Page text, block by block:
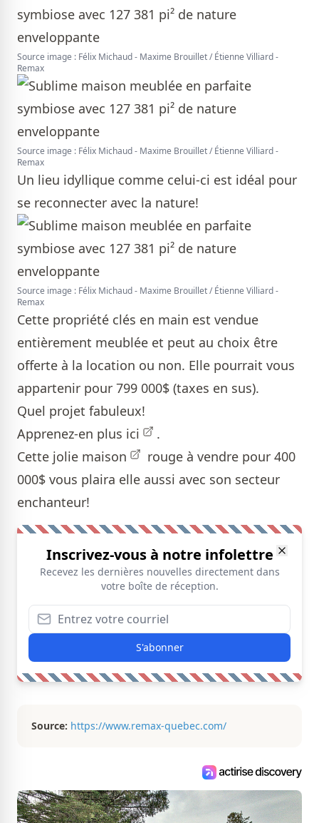
Source image : Félix Michaud - Maxime Brouillet / Étienne Villiard -
Remax
Source image : Félix Michaud - Maxime Brouillet / Étienne Villiard -
Remax
Un lieu idyllique comme celui-ci est idéal pour
se reconnecter avec la nature!
Source image : Félix Michaud - Maxime Brouillet / Étienne Villiard -
Remax
Cette propriété clés en main est vendue
entièrement meublée et peut au choix être
offerte à la location ou non. Elle pourrait vous
appartenir pour 799 000$ (taxes en sus).
Quel projet fabuleux!
Apprenez-en plus ici
.
Cette jolie maison
rouge à vendre pour 400
000$ vous plaira elle aussi avec son secteur
enchanteur!
Inscrivez-vous à notre infolettre
Recevez les dernières nouvelles directement dans
votre boîte de réception.
S'abonner
Source: https://www.remax-quebec.com/